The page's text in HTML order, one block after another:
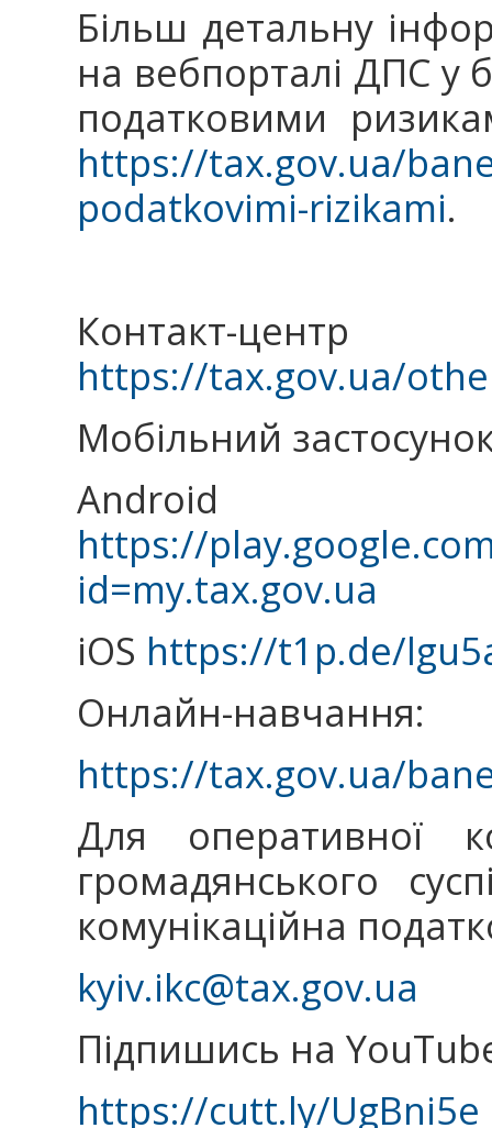
Більш детальну
на вебпорталі ДПС у
податковими
https://tax.gov.ua/
podatkovimi-rizikami.
https://tax.gov.ua/
Мобільний
Android
https://
id=my.tax.gov.ua
iOS https://t1p.de/
Онлайн-навчання:
https://tax.gov.ua/
Для оперативної
громадянського
комунікаційна
kyiv.ikc@tax.gov.ua
Підпишись на
https://cutt.ly/UgBni5e